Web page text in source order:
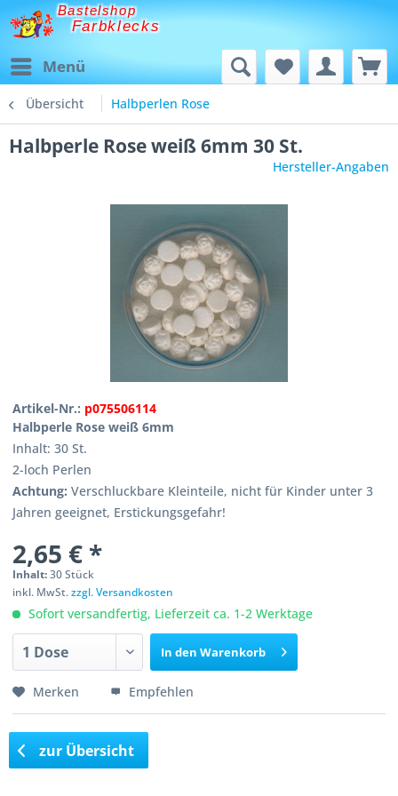
Bastelshop
Farbklecks
Menü
Übersicht Halbperlen Rose
Halbperle Rose weiß 6mm 30 St.
Hersteller-Angaben
Artikel-Nr.: p075506114
Halbperle Rose weiß 6mm
Inhalt: 30 St.
2-loch Perlen
Achtung: Verschluckbare Kleinteile, nicht für Kinder unter 3
Jahren geeignet, Erstickungsgefahr!
2,65 € *
Inhalt:30 Stück
inkl. MwSt.zzgl. Versandkosten
Sofort versandfertig, Lieferzeit ca. 1-2 Werktage
In den Warenkorb
Merken Empfehlen
zur Übersicht